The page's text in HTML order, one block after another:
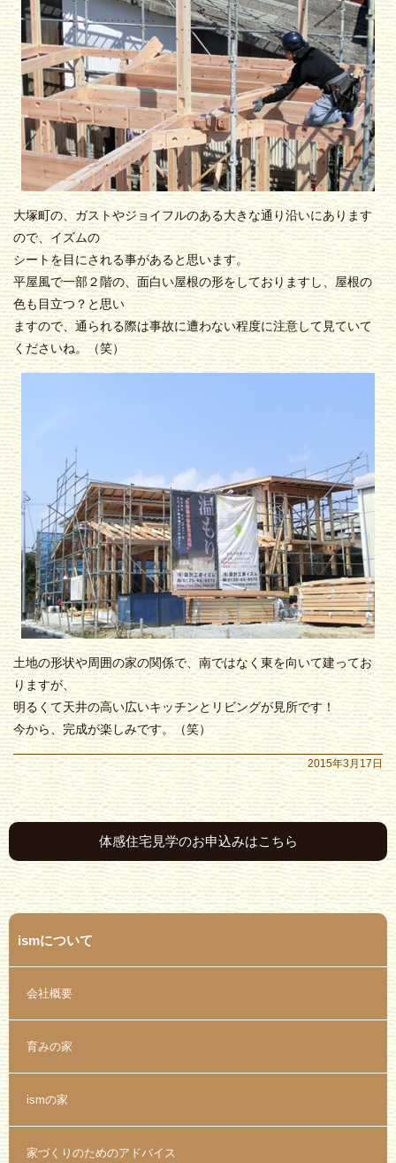
大塚町の、ガストやジョイフルのある大きな通り沿いにあります
ので、イズムの
シートを目にされる事があると思います。
平屋風で一部２階の、面白い屋根の形をしておりますし、屋根の
色も目立つ？と思い
ますので、通られる際は事故に遭わない程度に注意して見ていて
くださいね。（笑）
土地の形状や周囲の家の関係で、南ではなく東を向いて建ってお
りますが、
明るくて天井の高い広いキッチンとリビングが見所です！
今から、完成が楽しみです。（笑）
2015年3月17日
体感住宅見学のお申込みはこちら
ismについて
会社概要
育みの家
ismの家
家づくりのためのアドバイス